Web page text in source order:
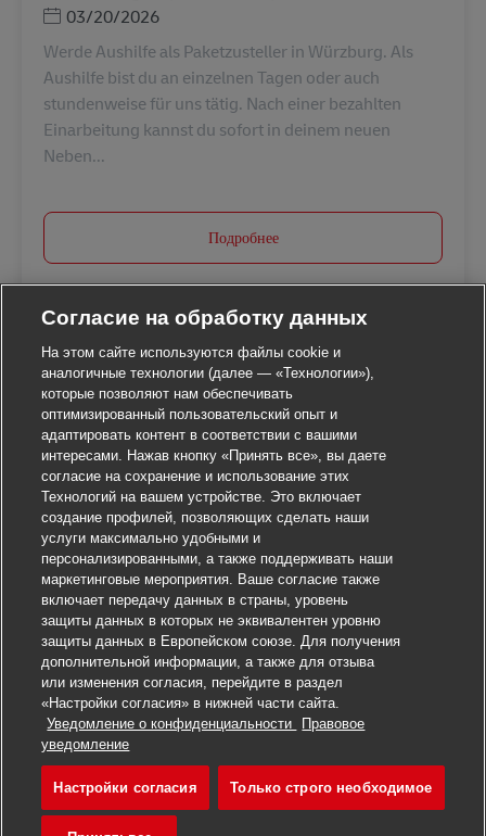
Откликнуться на вакансию
Сохранить вакансию Paketzusteller –
Дата публикации
03/20/2026
Werde Aushilfe als Paketzusteller in Würzburg. Als
Aushilfe bist du an einzelnen Tagen oder auch
stundenweise für uns tätig. Nach einer bezahlten
Einarbeitung kannst du sofort in deinem neuen
Neben...
Подробнее
Согласие на обработку данных
На этом сайте используются файлы cookie и
аналогичные технологии (далее — «Технологии»),
которые позволяют нам обеспечивать
оптимизированный пользовательский опыт и
адаптировать контент в соответствии с вашими
интересами. Нажав кнопку «Принять все», вы даете
согласие на сохранение и использование этих
Технологий на вашем устройстве. Это включает
создание профилей, позволяющих сделать наши
услуги максимально удобными и
персонализированными, а также поддерживать наши
маркетинговые мероприятия. Ваше согласие также
включает передачу данных в страны, уровень
защиты данных в которых не эквивалентен уровню
защиты данных в Европейском союзе. Для получения
дополнительной информации, а также для отзыва
или изменения согласия, перейдите в раздел
«Настройки согласия» в нижней части сайта.
Уведомление о конфиденциальности
Правовое
уведомление
Настройки согласия Только строго необходимое